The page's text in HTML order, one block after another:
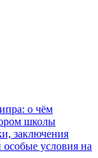
о чём
школы
заключения
условия на